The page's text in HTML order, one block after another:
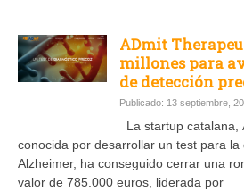
ADmit
millones para
de detección
Publicado: 13 septiembre,
La startup catalana,
conocida por desarrollar un test para
Alzheimer, ha conseguido cerrar una
valor de 785.000 euros, liderada por